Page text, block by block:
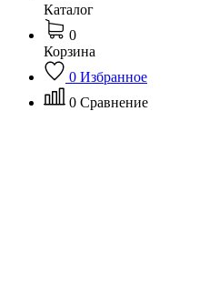
Каталог
0
Корзина
0 Избранное
0 Сравнение